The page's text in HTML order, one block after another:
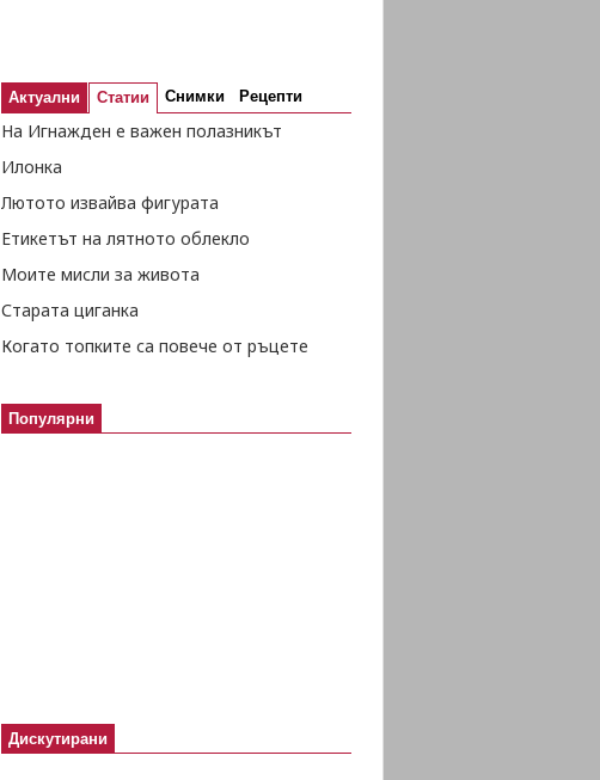
Актуални Статии Снимки Рецепти
На Игнажден е важен полазникът
Илонка
Лютото извайва фигурата
Етикетът на лятното облекло
Моите мисли за живота
Старата циганка
Когато топките са повече от ръцете
Популярни
Дискутирани